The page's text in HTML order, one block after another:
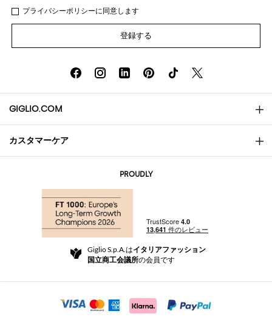
プライバシーポリシーに同意します
登録する
GIGLIO.COM
会社概要
Community Store
カスタマーケア
返品と返金
For a safe shopping experience
Security Communication
PROUDLY
Giglio S.p.A.はイタリアファッション
国立商工会議所の会員です